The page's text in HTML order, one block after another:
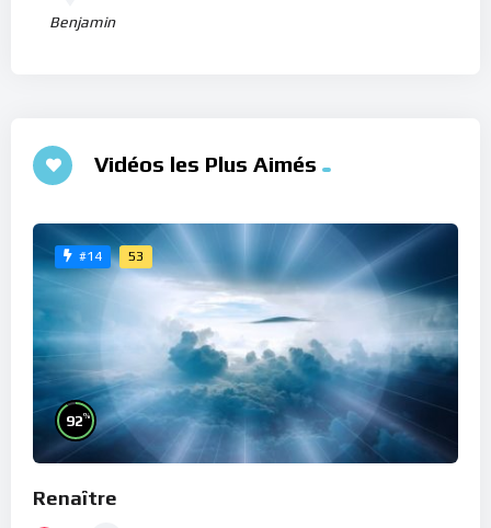
Benjamin
Vidéos les Plus Aimés
#14 53
92%
Renaître